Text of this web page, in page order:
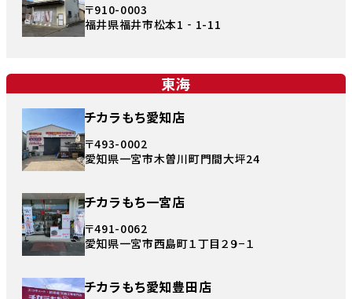
〒910-0003
福井県福井市松本1‐1-11
東海
チカラもち愛知店
〒493-0002
愛知県一宮市木曽川町門間大坪24
チカラもち一宮店
〒491-0062
愛知県一宮市西島町１丁目２９−１
チカラもち愛知豊田店